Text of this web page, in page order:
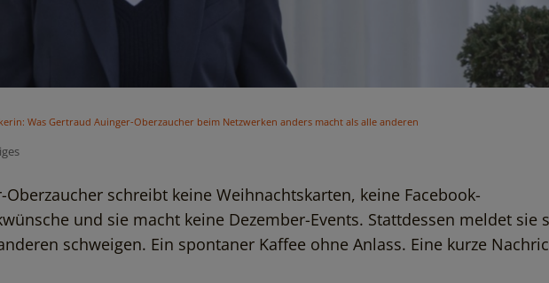
Was Gertraud Auinger-Oberzaucher beim Netzwerken anders macht als alle anderen
Oberzaucher schreibt keine Weihnachtskarten, keine Facebook-
und sie macht keine Dezember-Events. Stattdessen meldet sie
schweigen. Ein spontaner Kaffee ohne Anlass. Eine kurze